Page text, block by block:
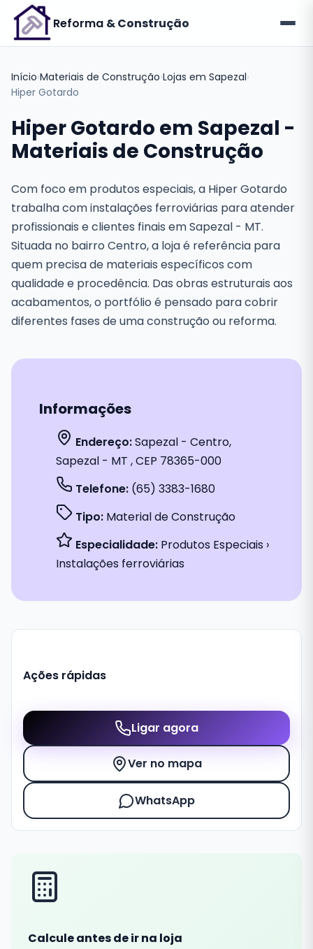
Reforma & Construção
Início›Materiais de Construção›Lojas em Sapezal›
Hiper Gotardo
Hiper Gotardo em Sapezal -
Materiais de Construção
Com foco em produtos especiais, a Hiper Gotardo
trabalha com instalações ferroviárias para atender
profissionais e clientes finais em Sapezal - MT.
Situada no bairro Centro, a loja é referência para
quem precisa de materiais específicos com
qualidade e procedência. Das obras estruturais aos
acabamentos, o portfólio é pensado para cobrir
diferentes fases de uma construção ou reforma.
Informações
Endereço:Sapezal - Centro,
Sapezal - MT , CEP 78365-000
Telefone: (65) 3383-1680
Tipo: Material de Construção
Especialidade: Produtos Especiais ›
Instalações ferroviárias
Ações rápidas
Ligar agora
Ver no mapa
WhatsApp
Calcule antes de ir na loja